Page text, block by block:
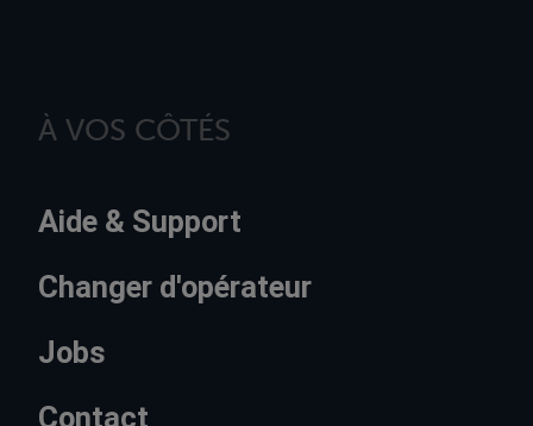
À VOS CÔTÉS
Aide & Support
Changer d'opérateur
Jobs
Contact